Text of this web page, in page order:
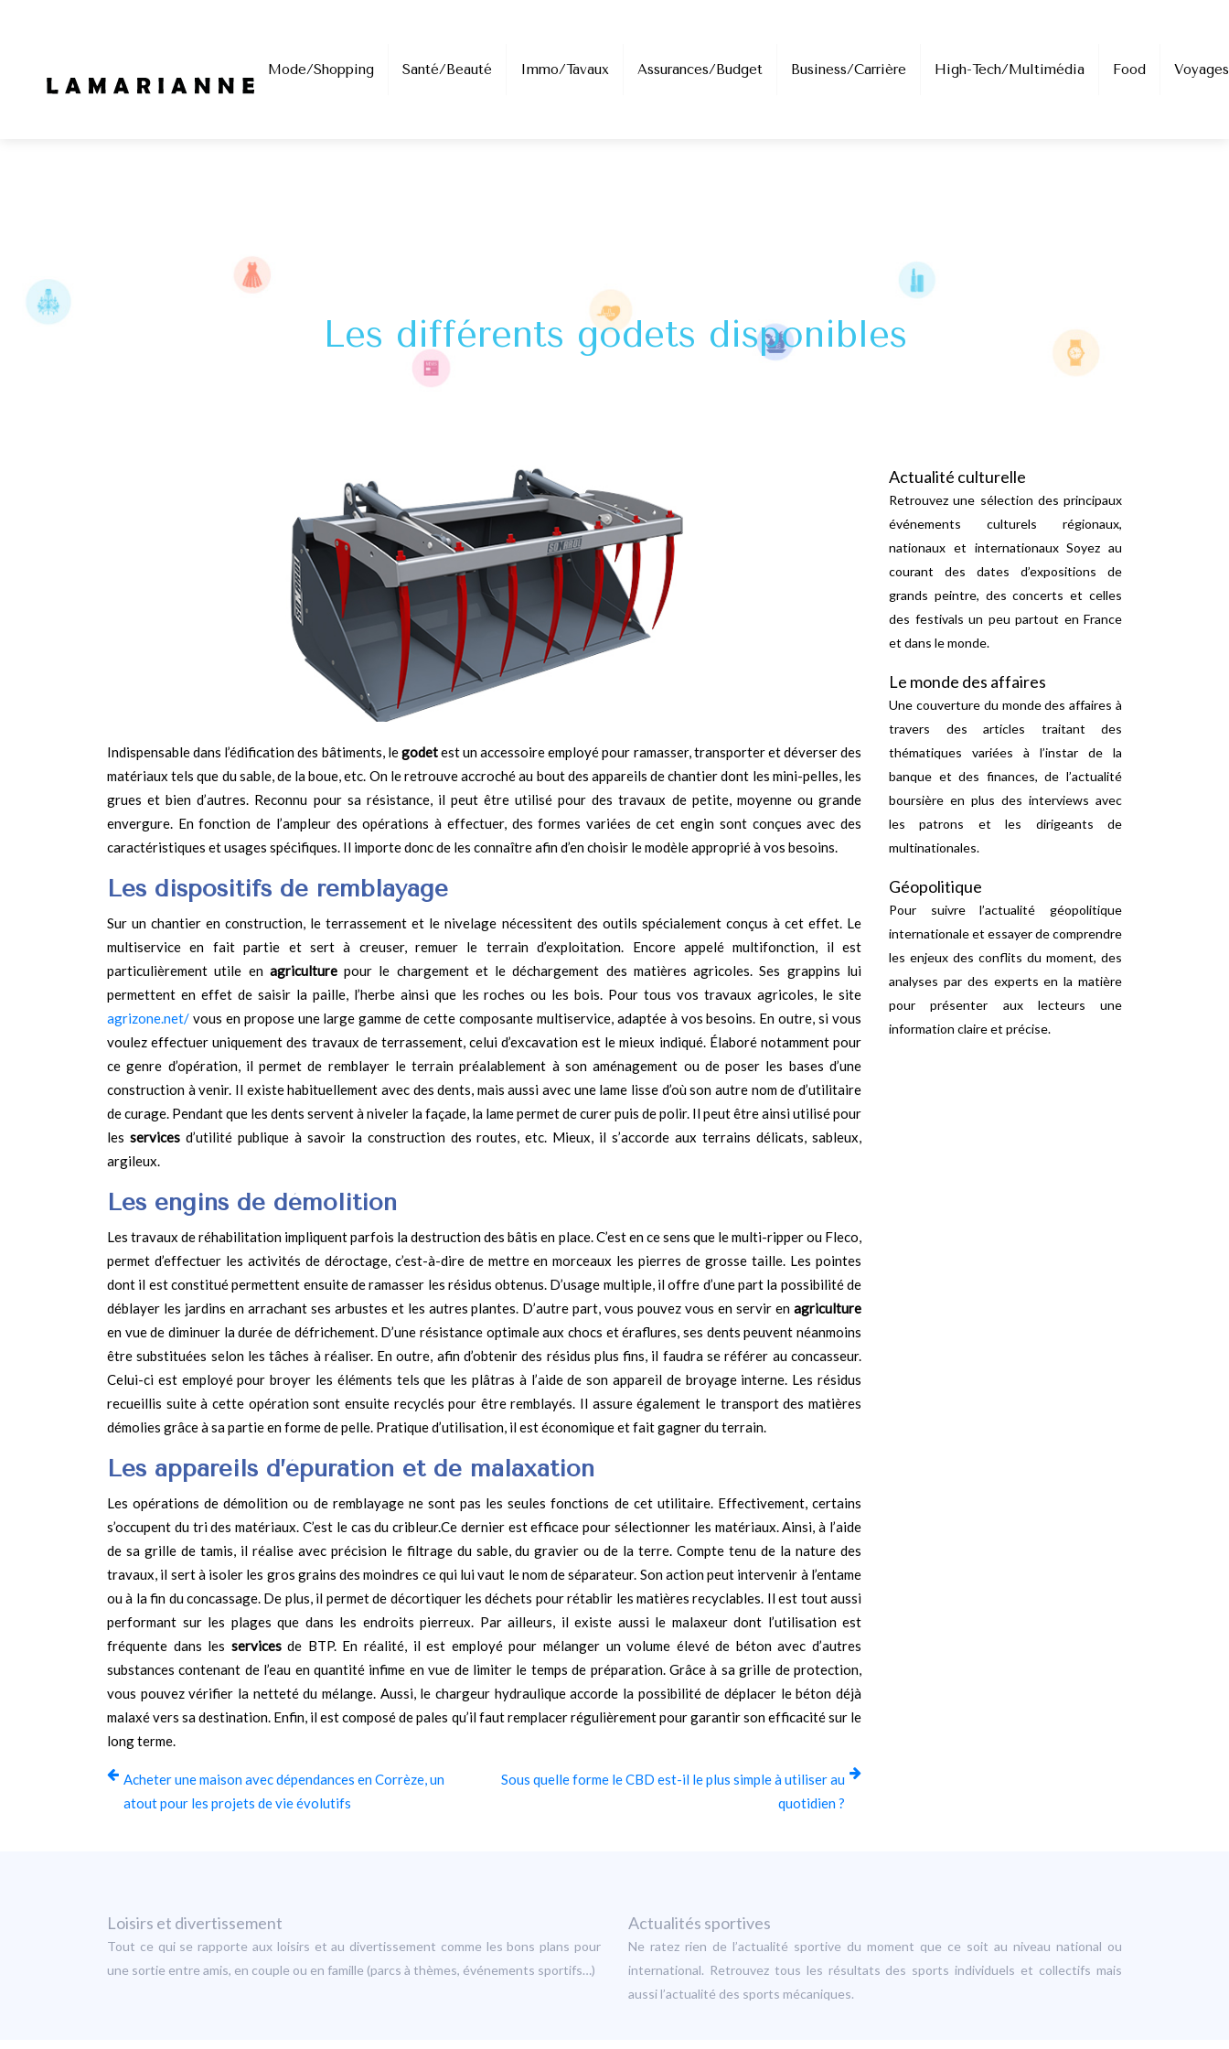
Mode/Shopping Santé/Beauté Immo/Tavaux Assurances/Budget Business/Carrière High-Tech/Multimédia Food Voyages
Les différents godets disponibles
Indispensable dans l’édification des bâtiments, legodetest un accessoire employé pour ramasser, transporter et déverser des
matériaux tels que du sable, de la boue, etc. On le retrouve accroché au bout des appareils de chantier dont les mini-pelles, les
grues et bien d’autres. Reconnu pour sa résistance, il peut être utilisé pour des travaux de petite, moyenne ou grande
envergure. En fonction de l’ampleur des opérations à effectuer, des formes variées de cet engin sont conçues avec des
caractéristiques et usages spécifiques. Il importe donc de les connaître afin d’en choisir le modèle approprié à vos besoins.
Les dispositifs de remblayage
Sur un chantier en construction, le terrassement et le nivelage nécessitent des outils spécialement conçus à cet effet. Le
multiservice en fait partie et sert à creuser, remuer le terrain d’exploitation. Encore appelé multifonction, il est
particulièrement utile en agriculturepour le chargement et le déchargement des matières agricoles. Ses grappins lui
permettent en effet de saisir la paille, l’herbe ainsi que les roches ou les bois. Pour tous vos travaux agricoles, le site
agrizone.net/ vous en propose une large gamme de cette composante multiservice, adaptée à vos besoins. En outre, si vous
voulez effectuer uniquement des travaux de terrassement, celui d’excavation est le mieux indiqué. Élaboré notamment pour
ce genre d’opération, il permet de remblayer le terrain préalablement à son aménagement ou de poser les bases d’une
construction à venir. Il existe habituellement avec des dents, mais aussi avec une lame lisse d’où son autre nom de d’utilitaire
de curage. Pendant que les dents servent à niveler la façade, la lame permet de curer puis de polir. Il peut être ainsi utilisé pour
les servicesd’utilité publique à savoir la construction des routes, etc. Mieux, il s’accorde aux terrains délicats, sableux,
argileux.
Les engins de démolition
Les travaux de réhabilitation impliquent parfois la destruction des bâtis en place. C’est en ce sens que le multi-ripper ou Fleco,
permet d’effectuer les activités de déroctage, c’est-à-dire de mettre en morceaux les pierres de grosse taille. Les pointes
dont il est constitué permettent ensuite de ramasser les résidus obtenus. D’usage multiple, il offre d’une part la possibilité de
déblayer les jardins en arrachant ses arbustes et les autres plantes. D’autre part, vous pouvez vous en servir en agriculture
en vue de diminuer la durée de défrichement. D’une résistance optimale aux chocs et éraflures, ses dents peuvent néanmoins
être substituées selon les tâches à réaliser. En outre, afin d’obtenir des résidus plus fins, il faudra se référer au concasseur.
Celui-ci est employé pour broyer les éléments tels que les plâtras à l’aide de son appareil de broyage interne. Les résidus
recueillis suite à cette opération sont ensuite recyclés pour être remblayés. Il assure également le transport des matières
démolies grâce à sa partie en forme de pelle. Pratique d’utilisation, il est économique et fait gagner du terrain.
Les appareils d’épuration et de malaxation
Les opérations de démolition ou de remblayage ne sont pas les seules fonctions de cet utilitaire. Effectivement, certains
s’occupent du tri des matériaux. C’est le cas du cribleur.Ce dernier est efficace pour sélectionner les matériaux. Ainsi, à l’aide
de sa grille de tamis, il réalise avec précision le filtrage du sable, du gravier ou de la terre. Compte tenu de la nature des
travaux, il sert à isoler les gros grains des moindres ce qui lui vaut le nom de séparateur. Son action peut intervenir à l’entame
ou à la fin du concassage. De plus, il permet de décortiquer les déchets pour rétablir les matières recyclables. Il est tout aussi
performant sur les plages que dans les endroits pierreux. Par ailleurs, il existe aussi le malaxeur dont l’utilisation est
fréquente dans les servicesde BTP. En réalité, il est employé pour mélanger un volume élevé de béton avec d’autres
substances contenant de l’eau en quantité infime en vue de limiter le temps de préparation. Grâce à sa grille de protection,
vous pouvez vérifier la netteté du mélange. Aussi, le chargeur hydraulique accorde la possibilité de déplacer le béton déjà
malaxé vers sa destination. Enfin, il est composé de pales qu’il faut remplacer régulièrement pour garantir son efficacité sur le
long terme.
Acheter une maison avec dépendances en Corrèze, un
atout pour les projets de vie évolutifs
Sous quelle forme le CBD est-il le plus simple à utiliser au
quotidien ?
Actualité culturelle
Retrouvez une sélection des principaux
événements culturels régionaux,
nationaux et internationaux Soyez au
courant des dates d’expositions de
grands peintre, des concerts et celles
des festivals un peu partout en France
et dans le monde.
Le monde des affaires
Une couverture du monde des affaires à
travers des articles traitant des
thématiques variées à l’instar de la
banque et des finances, de l’actualité
boursière en plus des interviews avec
les patrons et les dirigeants de
multinationales.
Géopolitique
Pour suivre l’actualité géopolitique
internationale et essayer de comprendre
les enjeux des conflits du moment, des
analyses par des experts en la matière
pour présenter aux lecteurs une
information claire et précise.
Loisirs et divertissement
Tout ce qui se rapporte aux loisirs et au divertissement comme les bons plans pour
une sortie entre amis, en couple ou en famille (parcs à thèmes, événements sportifs…)
Actualités sportives
Ne ratez rien de l’actualité sportive du moment que ce soit au niveau national ou
international. Retrouvez tous les résultats des sports individuels et collectifs mais
aussi l’actualité des sports mécaniques.